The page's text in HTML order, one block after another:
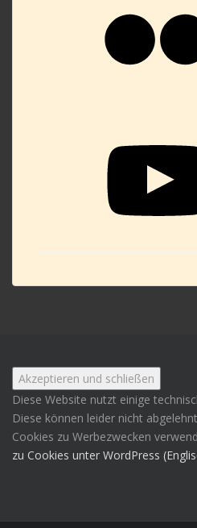
Diese Website nutzt einige
Diese können leider nicht
Cookies zu Werbezwecken
zu Cookies unter WordPress